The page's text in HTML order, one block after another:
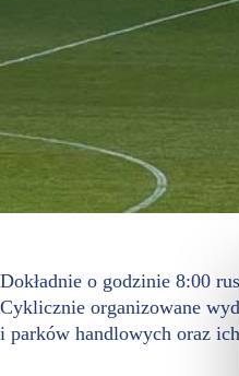
Dokładnie o godzinie 8:00
Cyklicznie organizowane
i parków handlowych oraz ich